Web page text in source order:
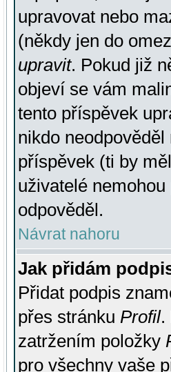
upravovat nebo
(někdy jen do
upravit. Pokud již
objeví se vám
tento příspěvek
nikdo
příspěvek (ti by
uživatelé
odpověděl.
Návrat nahoru
Jak přidám
Přidat podpis
přes stránku Profil.
zatržením položky
pro všechny vaše